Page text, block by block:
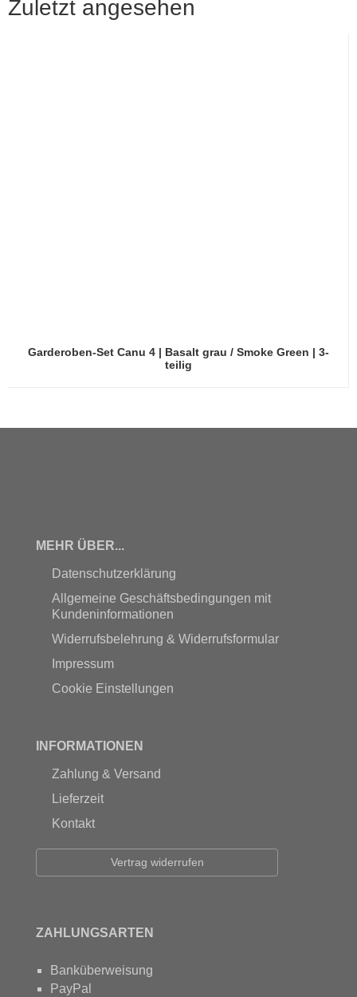
Zuletzt angesehen
Garderoben-Set Canu 4 | Basalt grau / Smoke Green | 3-
teilig
MEHR ÜBER...
Datenschutzerklärung
Allgemeine Geschäftsbedingungen mit
Kundeninformationen
Widerrufsbelehrung & Widerrufsformular
Impressum
Cookie Einstellungen
INFORMATIONEN
Zahlung & Versand
Lieferzeit
Kontakt
Vertrag widerrufen
ZAHLUNGSARTEN
Banküberweisung
PayPal